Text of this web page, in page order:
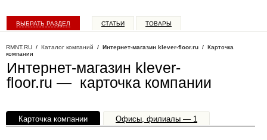
ВЫБРАТЬ РАЗДЕЛ СТАТЬИ ТОВАРЫ
RMNT.RU / Каталог компаний / Интернет-магазин klever-floor.ru / Карточка
компании
Интернет-магазин klever-
floor.ru — карточка компании
Карточка компании Офисы, филиалы — 1